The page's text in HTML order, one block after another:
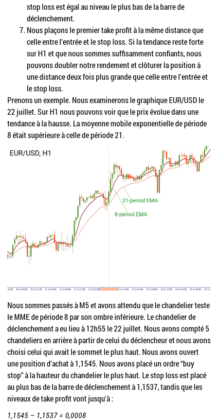
stop loss est égal au niveau le plus bas de la barre de
déclenchement.
Nous plaçons le premier take profit à la même distance que
celle entre l'entrée et le stop loss. Si la tendance reste forte
sur H1 et que nous sommes suffisamment confiants, nous
pouvons doubler notre rendement et clôturer la position à
une distance deux fois plus grande que celle entre l'entrée et
le stop loss.
Prenons un exemple. Nous examinerons le graphique EUR/USD le
22 juillet. Sur H1 nous pouvons voir que le prix évolue dans une
tendance à la hausse. La moyenne mobile exponentielle de période
8 était supérieure à celle de période 21.
Nous sommes passés à M5 et avons attendu que le chandelier teste
le MME de période 8 par son ombre inférieure. Le chandelier de
déclenchement a eu lieu à 12h55 le 22 juillet. Nous avons compté 5
chandeliers en arrière à partir de celui du déclencheur et nous avons
choisi celui qui avait le sommet le plus haut. Nous avons ouvert
une position d'achat à 1,1545. Nous avons placé un ordre “buy
stop” à la hauteur du chandelier le plus haut. Le stop loss est placé
au plus bas de la barre de déclenchement à 1,1537, tandis que les
niveaux de take profit vont jusqu'à :
1,1545 – 1,1537 = 0,0008